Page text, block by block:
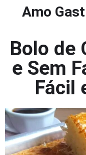
Amo
Bolo de
e Sem
Fácil